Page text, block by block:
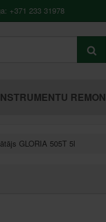
+371 233 31978
GLORIA 505T 5l